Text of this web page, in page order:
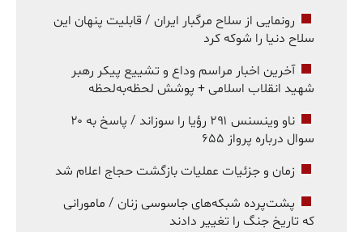
رونمایی از سلاح مرگبار ایران / قابلیت پنهان این
سلاح دنیا را شوکه کرد
آخرین اخبار مراسم وداع و تشییع پیکر رهبر
شهید انقلاب اسلامی + پوشش لحظه‌به‌لحظه
ناو وینسنس ۲۹۱ رؤیا را سوزاند / پاسخ به ۲۰
سوال درباره پرواز ۶۵۵
زمان و جزئیات عملیات بازگشت حجاج اعلام شد
پشت‌پرده شبکه‌های جاسوسی زنان / مامورانی
که تاریخ جنگ را تغییر دادند